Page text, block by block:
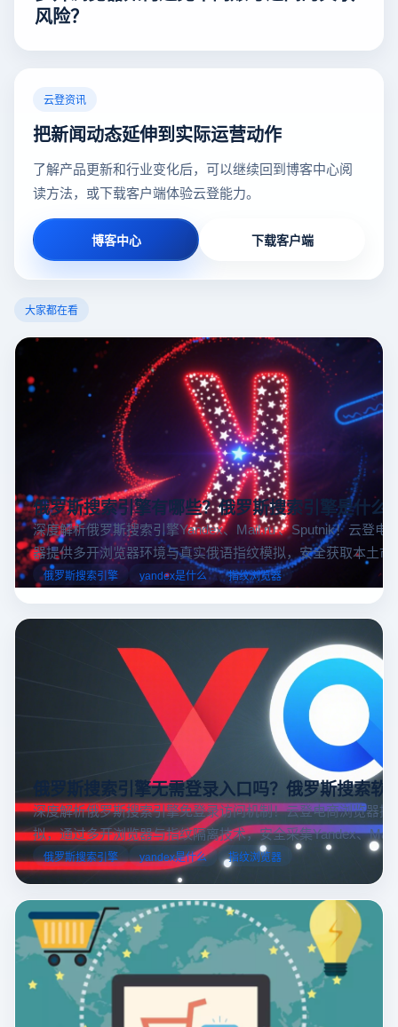
风险？
云登资讯
把新闻动态延伸到实际运营动作
了解产品更新和行业变化后，可以继续回到博客中心阅
读方法，或下载客户端体验云登能力。
博客中心 下载客户端
大家都在看
俄罗斯搜索引擎有哪些？俄罗斯搜索引擎是什么
深度解析俄罗斯搜索引擎Yandex、Mail.ru 、Sputnik！云登电
器提供多开浏览器环境与真实俄语指纹模拟，安全获取本土市
据，助力跨境电商精准决策。
俄罗斯搜索引擎 yandex是什么 指纹浏览器
俄罗斯搜索引擎无需登录入口吗？俄罗斯搜索软
深度解析俄罗斯搜索引擎免登录访问机制！云登电商浏览器
拟，通过多开浏览器与指纹隔离技术，安全采集Yandex、
跨境电商本土化运营。
俄罗斯搜索引擎 yandex是什么 指纹浏览器